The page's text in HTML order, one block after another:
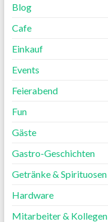
Blog
Cafe
Einkauf
Events
Feierabend
Fun
Gäste
Gastro-Geschichten
Getränke & Spirituosen
Hardware
Mitarbeiter & Kollegen